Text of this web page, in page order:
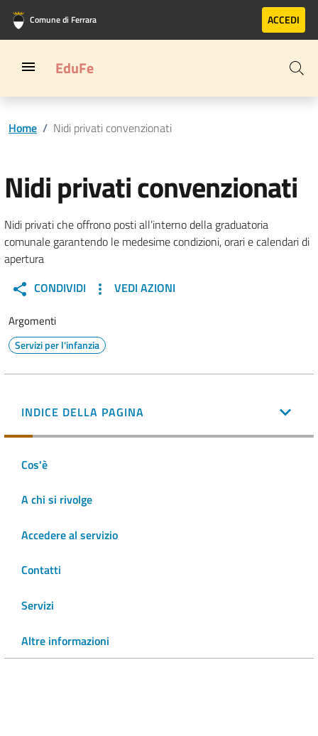
Vai al contenuto principale
Vai al footer
Comune di Ferrara ACCEDI
EduFe
Home / Nidi privati convenzionati
Nidi privati convenzionati
Nidi privati che offrono posti all’interno della graduatoria
comunale garantendo le medesime condizioni, orari e calendari di
apertura
CONDIVIDI
VEDI AZIONI
Argomenti
Servizi per l'infanzia
INDICE DELLA PAGINA
Cos'è
A chi si rivolge
Accedere al servizio
Contatti
Servizi
Altre informazioni